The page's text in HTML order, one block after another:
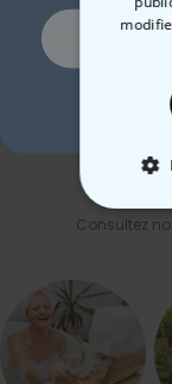
avec boisson et
39,99 CHF
Consultez
Non